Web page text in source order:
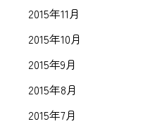
2015年11月
2015年10月
2015年9月
2015年8月
2015年7月